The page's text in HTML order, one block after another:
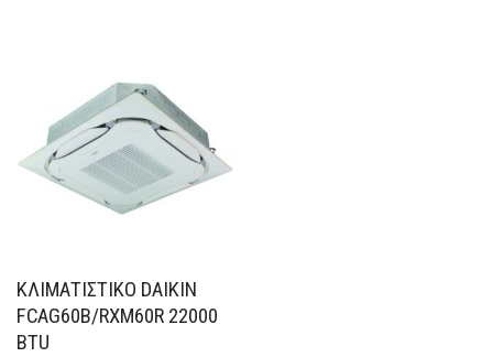
ΚΛΙΜΑΤΙΣΤΙΚΟ DAIKIN
FCAG60B/RXM60R 22000
BTU